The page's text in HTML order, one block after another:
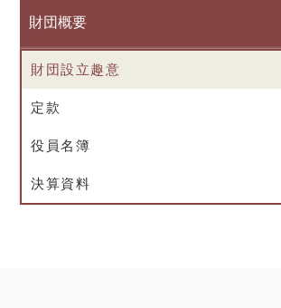
財団概要
財団設立趣意
定款
役員名簿
決算資料